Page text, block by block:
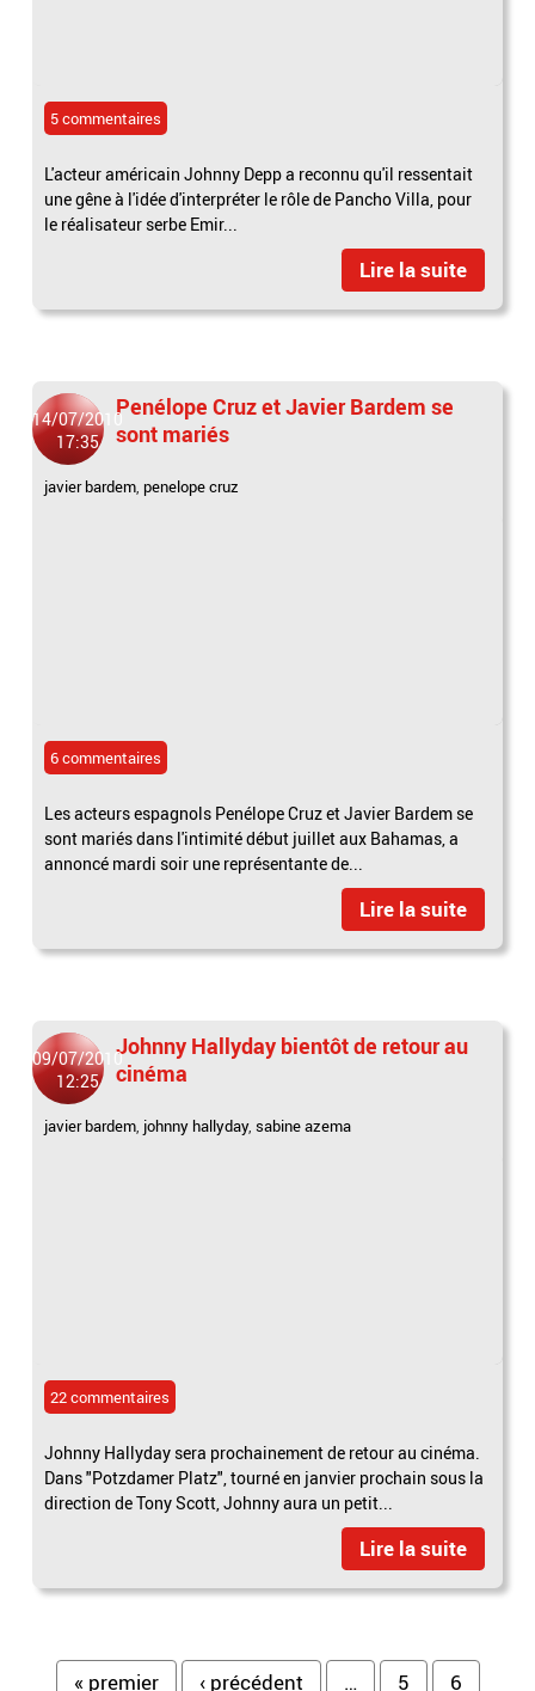
5 commentaires
L'acteur américain Johnny Depp a reconnu qu'il ressentait
une gêne à l'idée d'interpréter le rôle de Pancho Villa, pour
le réalisateur serbe Emir...
Lire la suite
14/07/2010
17:35
Penélope Cruz et Javier Bardem se
sont mariés
javier bardem, penelope cruz
6 commentaires
Les acteurs espagnols Penélope Cruz et Javier Bardem se
sont mariés dans l'intimité début juillet aux Bahamas, a
annoncé mardi soir une représentante de...
Lire la suite
09/07/2010
12:25
Johnny Hallyday bientôt de retour au
cinéma
javier bardem, johnny hallyday,sabine azema
22 commentaires
Johnny Hallyday sera prochainement de retour au cinéma.
Dans "Potzdamer Platz", tourné en janvier prochain sous la
direction de Tony Scott, Johnny aura un petit...
Lire la suite
« premier ‹ précédent … 5 6